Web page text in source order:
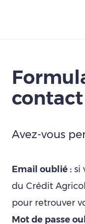
contact
Avez-vous
Email oublié : si
du Crédit
pour retrouver
Mot de passe